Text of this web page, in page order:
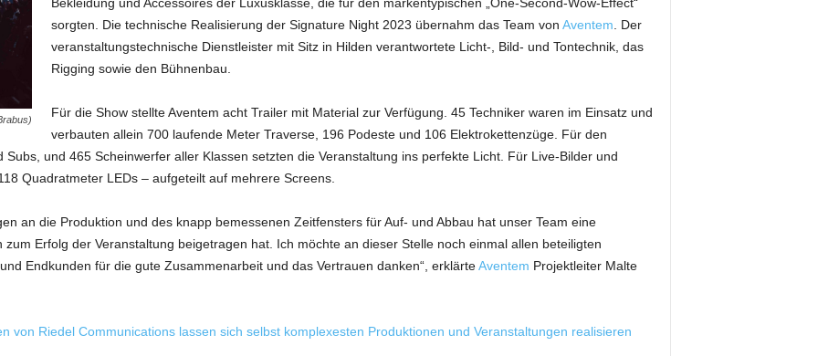
sorgten. Die technische Realisierung der Signature Night 2023 übernahm das Team von Aventem . Der
veranstaltungstechnische Dienstleister mit Sitz in Hilden verantwortete Licht-, Bild- und Tontechnik, das
Rigging sowie den Bühnenbau.
Für die Show stellte Aventem acht Trailer mit Material zur Verfügung. 45 Techniker waren im Einsatz und
verbauten allein 700 laufende Meter Traverse, 196 Podeste und 106 Elektrokettenzüge. Für den
und 465 Scheinwerfer aller Klassen setzten die Veranstaltung ins perfekte Licht. Für Live-Bilder und
Quadratmeter LEDs – aufgeteilt auf mehrere Screens.
an die Produktion und des knapp bemessenen Zeitfensters für Auf- und Abbau hat unser Team eine
Erfolg der Veranstaltung beigetragen hat. Ich möchte an dieser Stelle noch einmal allen beteiligten
Endkunden für die gute Zusammenarbeit und das Vertrauen danken“, erklärteAventem Projektleiter Malte
von Riedel Communications lassen sich selbst komplexesten Produktionen und Veranstaltungen realisieren